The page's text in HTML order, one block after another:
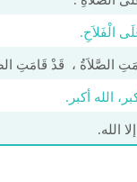
الْفَلاَحِ.
الصَّلاَةُ ، قَدْ قَامَتِ
الله أکبر.
الله.